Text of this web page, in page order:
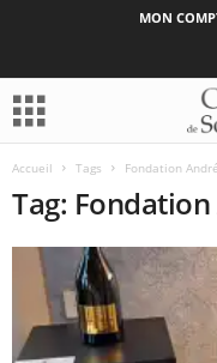
MON
Accueil Tags Fondation
Tag: